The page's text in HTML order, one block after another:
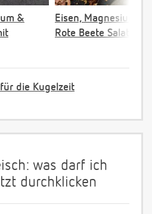
&
Eisen, Magnesium &
Rote Beete Salat
die Kugelzeit
was darf ich
durchklicken